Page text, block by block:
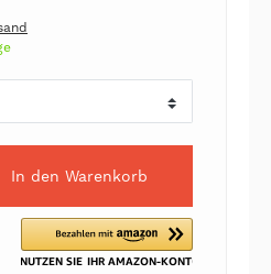
In den Warenkorb